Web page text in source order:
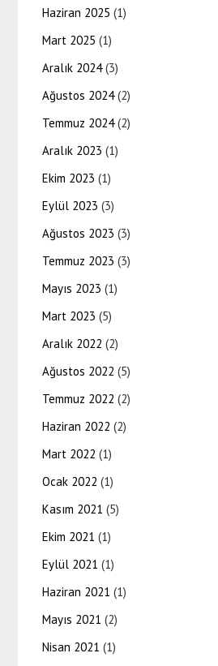
Haziran 2025 (1)
Mart 2025 (1)
Aralık 2024(3)
Ağustos 2024(2)
Temmuz 2024(2)
Aralık 2023 (1)
Ekim 2023 (1)
Eylül 2023 (3)
Ağustos 2023 (3)
Temmuz 2023 (3)
Mayıs 2023 (1)
Mart 2023 (5)
Aralık 2022 (2)
Ağustos 2022 (5)
Temmuz 2022 (2)
Haziran 2022 (2)
Mart 2022 (1)
Ocak 2022 (1)
Kasım 2021 (5)
Ekim 2021 (1)
Eylül 2021 (1)
Haziran 2021 (1)
Mayıs 2021 (2)
Nisan 2021 (1)